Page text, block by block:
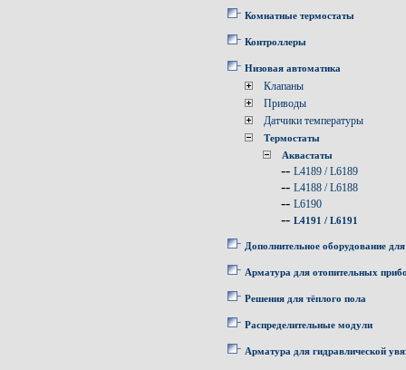
Комнатные термостаты
Контроллеры
Низовая автоматика
Клапаны
Приводы
Датчики температуры
Термостаты
Аквастаты
-- L4189 / L6189
-- L4188 / L6188
-- L6190
-- L4191 / L6191
Дополнительное оборудование
Арматура для отопительных
Решения для тёплого пола
Распределительные модули
Арматура для гидравлической